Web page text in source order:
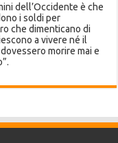
dell’Occidente è che
i soldi per
che dimenticano di
a vivere né il
morire mai e